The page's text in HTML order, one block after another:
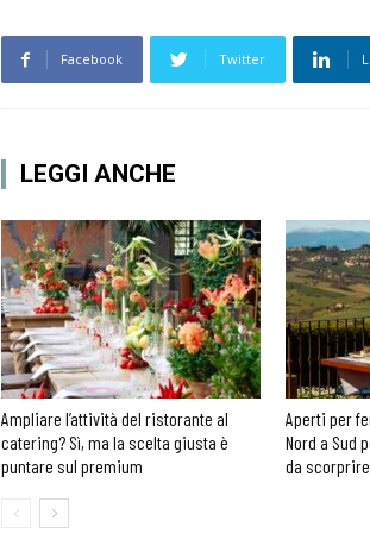
Facebook Twitter
LEGGI ANCHE
Ampliare l’attività del ristorante al
catering? Sì, ma la scelta giusta è
puntare sul premium
Aperti per
Nord a Sud
da